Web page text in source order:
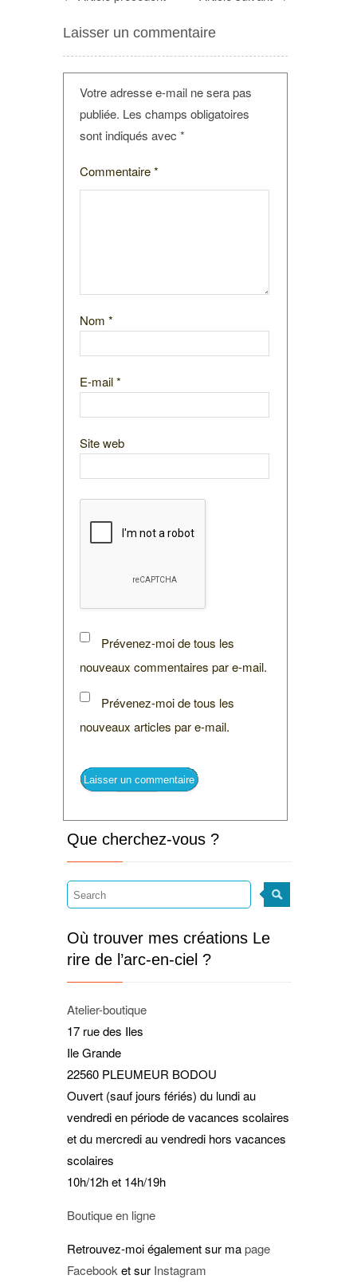
Laisser un commentaire
Votre adresse e-mail ne sera pas
publiée. Les champs obligatoires
sont indiqués avec *
Commentaire*
Nom *
E-mail*
Site web
Prévenez-moi de tous les
nouveaux commentaires par e-mail.
Prévenez-moi de tous les
nouveaux articles par e-mail.
Que cherchez-vous ?
Où trouver mes créations Le
rire de l’arc-en-ciel ?
Atelier-boutique
17 rue des Iles
Ile Grande
22560 PLEUMEUR BODOU
Ouvert (sauf jours fériés) du lundi au
vendredi en période de vacances scolaires
et du mercredi au vendredi hors vacances
scolaires
10h/12h et 14h/19h
Boutique en ligne
Retrouvez-moi également sur mapage
Facebooket sur Instagram